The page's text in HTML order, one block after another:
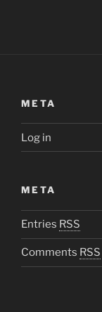
META
Log in
META
Entries RSS
Comments RSS